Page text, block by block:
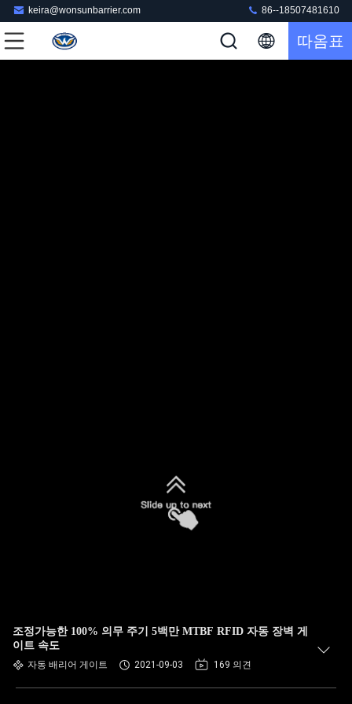
keira@wonsunbarrier.com 86--18507481610
따옴표
조정가능한 100% 의무 주기 5백만 MTBF RFID 자동 장벽 게
이트 속도
자동 배리어 게이트 2021-09-03 169 의견